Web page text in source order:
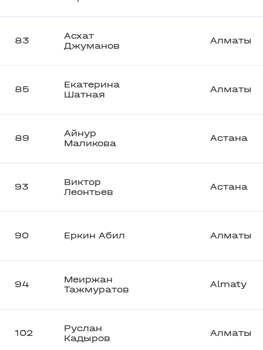
83
Асхат
Джуманов
Алматы
85
Екатерина
Шатная
Алматы
89
Айнур
Маликова
Астана
93
Виктор
Леонтьев
Астана
90 Еркин Абил Алматы
94
Меиржан
Тажмуратов
Almaty
102
Руслан
Кадыров
Алматы